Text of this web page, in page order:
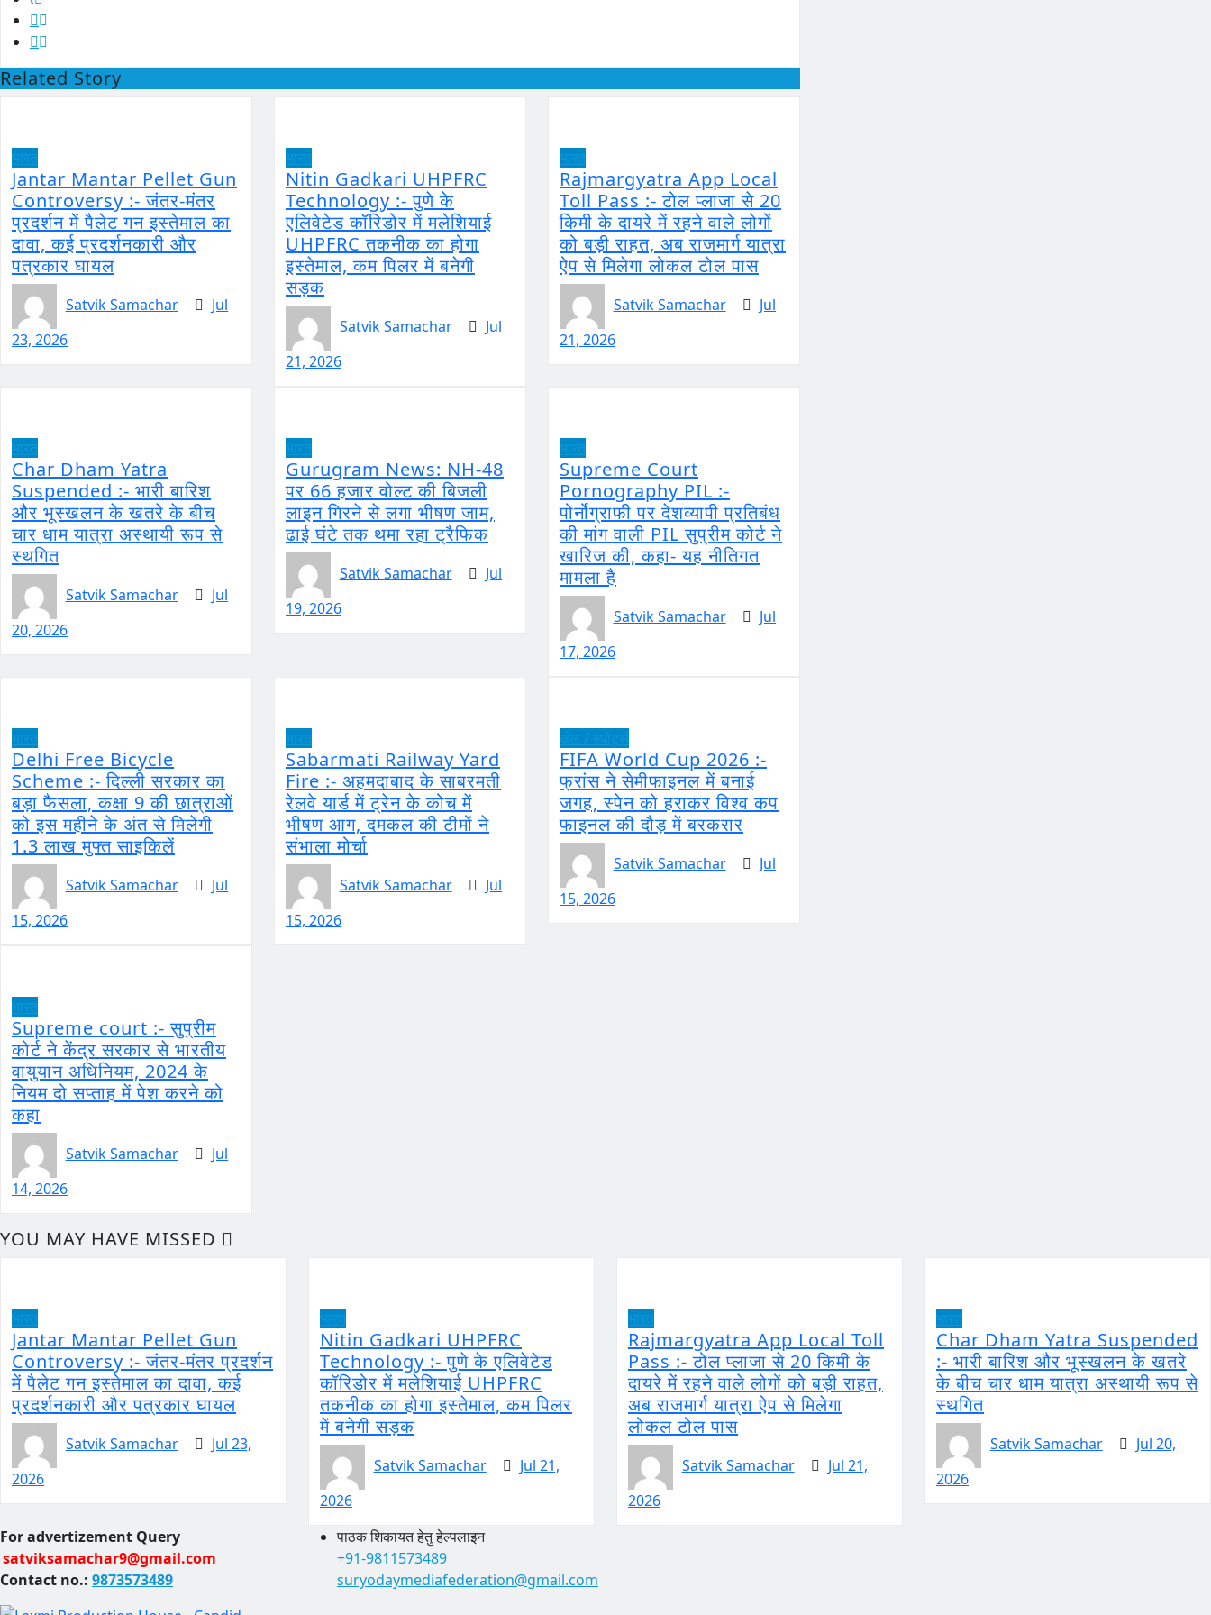
Related Story
Jantar Mantar Pellet Gun
Controversy :- जंतर-मंतर
प्रदर्शन में पैलेट गन इस्तेमाल का
दावा, कई प्रदर्शनकारी और
पत्रकार घायल
Satvik Samachar
Jul
23, 2026
Nitin Gadkari UHPFRC
Technology :- पुणे के
एलिवेटेड कॉरिडोर में मलेशियाई
UHPFRC तकनीक का होगा
इस्तेमाल, कम पिलर में बनेगी
सड़क
Satvik Samachar
Jul
21, 2026
Rajmargyatra App Local
Toll Pass :- टोल प्लाजा से 20
किमी के दायरे में रहने वाले लोगों
को बड़ी राहत, अब राजमार्ग यात्रा
ऐप से मिलेगा लोकल टोल पास
Satvik Samachar
Jul
21, 2026
Char Dham Yatra
Suspended :- भारी बारिश
और भूस्खलन के खतरे के बीच
चार धाम यात्रा अस्थायी रूप से
स्थगित
Satvik Samachar
Jul
20, 2026
Gurugram News: NH-48
पर 66 हजार वोल्ट की बिजली
लाइन गिरने से लगा भीषण जाम,
ढाई घंटे तक थमा रहा ट्रैफिक
Satvik Samachar
Jul
19, 2026
Supreme Court
Pornography PIL :-
पोर्नोग्राफी पर देशव्यापी प्रतिबंध
की मांग वाली PIL सुप्रीम कोर्ट ने
खारिज की, कहा- यह नीतिगत
मामला है
Satvik Samachar
Jul
17, 2026
Delhi Free Bicycle
Scheme :- दिल्ली सरकार का
बड़ा फैसला, कक्षा 9 की छात्राओं
को इस महीने के अंत से मिलेंगी
1.3 लाख मुफ्त साइकिलें
Satvik Samachar
Jul
15, 2026
Sabarmati Railway Yard
Fire :- अहमदाबाद के साबरमती
रेलवे यार्ड में ट्रेन के कोच में
भीषण आग, दमकल की टीमों ने
संभाला मोर्चा
Satvik Samachar
Jul
15, 2026
खेल / स्पोर्ट्स
FIFA World Cup 2026 :-
फ्रांस ने सेमीफाइनल में बनाई
जगह, स्पेन को हराकर विश्व कप
फाइनल की दौड़ में बरकरार
Satvik Samachar
Jul
15, 2026
Supreme court :- सुप्रीम
कोर्ट ने केंद्र सरकार से भारतीय
वायुयान अधिनियम, 2024 के
नियम दो सप्ताह में पेश करने को
कहा
Satvik Samachar
Jul
14, 2026
YOU MAY HAVE MISSED
Jantar Mantar Pellet Gun
Controversy :- जंतर-मंतर प्रदर्शन
में पैलेट गन इस्तेमाल का दावा, कई
प्रदर्शनकारी और पत्रकार घायल
Satvik Samachar
Jul 23,
2026
Nitin Gadkari UHPFRC
Technology :- पुणे के एलिवेटेड
कॉरिडोर में मलेशियाई UHPFRC
तकनीक का होगा इस्तेमाल, कम पिलर
में बनेगी सड़क
Satvik Samachar
Jul 21,
2026
Rajmargyatra App Local Toll
Pass :- टोल प्लाजा से 20 किमी के
दायरे में रहने वाले लोगों को बड़ी राहत,
अब राजमार्ग यात्रा ऐप से मिलेगा
लोकल टोल पास
Satvik Samachar
Jul 21,
2026
Char Dham Yatra Suspended
:- भारी बारिश और भूस्खलन के खतरे
के बीच चार धाम यात्रा अस्थायी रूप से
स्थगित
Satvik Samachar
Jul 20,
2026
For advertizement Query
satviksamachar9@gmail.com
Contact no.: 9873573489
पाठक शिकायत हेतु हेल्पलाइन
+91-9811573489
suryodaymediafederation@gmail.com